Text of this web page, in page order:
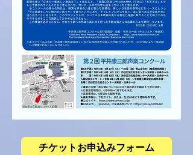
チケットお申込みフォーム